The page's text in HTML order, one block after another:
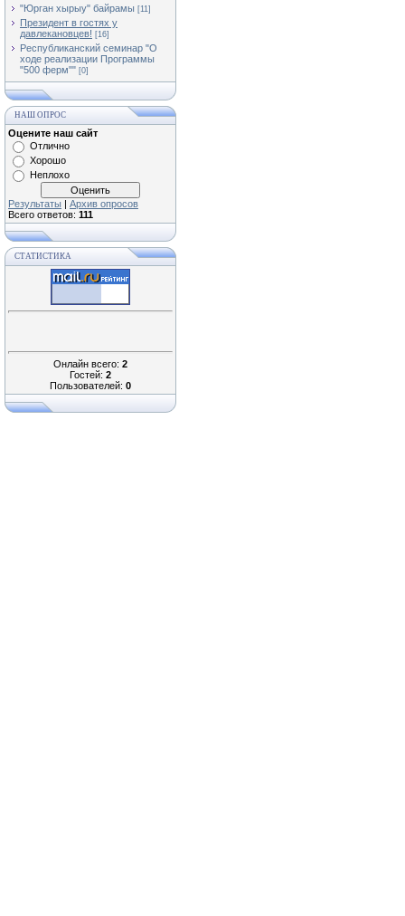
"Юрган хырыу" байрамы [11]
Президент в гостях у
давлекановцев! [16]
Республиканский семинар "О
ходе реализации Программы
"500 ферм"" [0]
НАШ ОПРОС
Оцените наш сайт
Отлично
Хорошо
Неплохо
Результаты | Архив опросов
Всего ответов: 111
СТАТИСТИКА
Онлайн всего: 2
Гостей: 2
Пользователей: 0